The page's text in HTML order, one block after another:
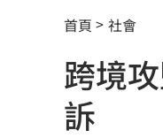
臉還要
中國
首頁 社會
跨境
訴